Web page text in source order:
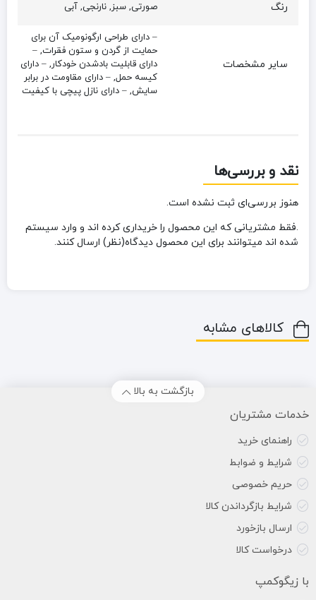
رنگ صورتی, سبز, نارنجی, آبی
سایر مشخصات
– دارای طراحی ارگونومیک آن برای
حمایت از گردن و ستون فقرات, –
دارای قابلیت بادشدن خودکار, – دارای
کیسه حمل, – دارای مقاومت در برابر
سایش, – دارای نازل پیچی با کیفیت
نقد و بررسی‌ها
هنوز بررسی‌ای ثبت نشده است.
.فقط مشتریانی که این محصول را خریداری کرده اند و وارد سیستم
شده اند میتوانند برای این محصول دیدگاه(نظر) ارسال کنند.
کالاهای مشابه
بازگشت به بالا
خدمات مشتریان
راهنمای خرید
شرایط و ضوابط
حریم خصوصی
شرایط بازگرداندن کالا
ارسال بازخورد
درخواست کالا
با زیگوکمپ